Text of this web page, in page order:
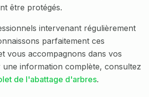
être protégés.
intervenant régulièrement
parfaitement ces
vous accompagnons dans vos
une information complète, consultez
de l'abattage d'arbres.